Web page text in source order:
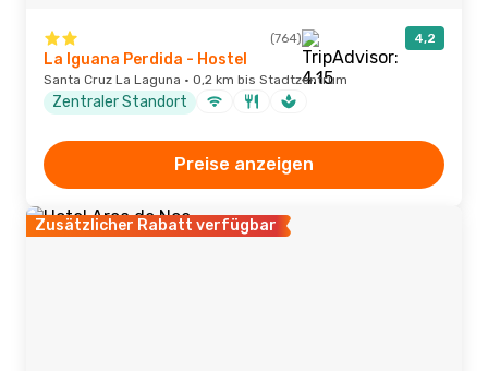
(764) 4,2
La Iguana Perdida - Hostel
Santa Cruz La Laguna · 0,2 km bis Stadtzentrum
Zentraler Standort
Preise anzeigen
Zusätzlicher Rabatt verfügbar